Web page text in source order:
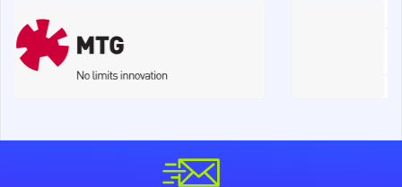
Cutting edges and blades
Bucket and adapters shrouds